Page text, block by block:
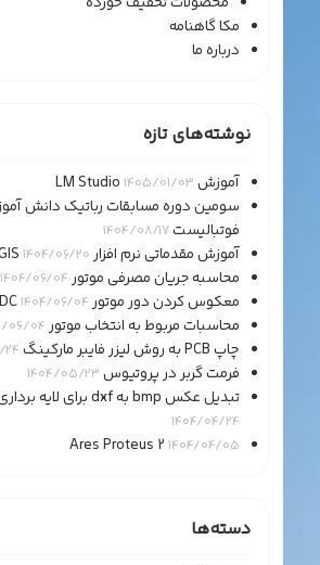
مکا گاهنامه
درباره ما
نوشته‌های تازه
آموزش LM Studio 1405/01/03
سومین دوره مسابقات رباتیک دانش
فوتبالیست1404/08/17
آموزش مقدماتی نرم افزار QGIS1404/06/20
محاسبه جریان مصرفی موتور DC1404/06/04
معکوس کردن دور موتور DC1404/06/04
محاسبات مربوط به انتخاب موتور 06/04
چاپ PCB به روش لیزر فایبر مارکینگ
فرمت گربر در پروتیوس 1404/05/23
تبدیل عکس bmp به dxf برای لایه برداری برد pcb
1404/04/24
Ares Proteus 2 1404/04/05
دسته‌ها